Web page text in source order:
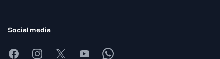
Social media
FacebookInstagram
X YoutubeWhatsapp